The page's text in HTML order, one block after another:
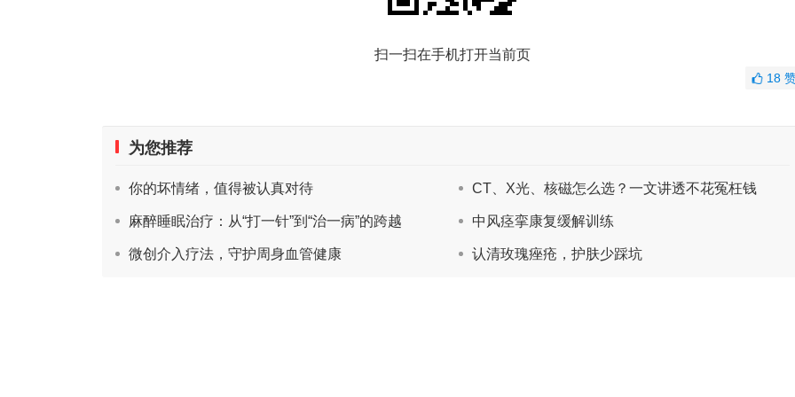
扫一扫在手机打开当前页
18
为您推荐
你的坏情绪，值得被认真对待 CT、X光、核磁怎么选？一文讲透不花冤枉钱
麻醉睡眠治疗：从“打一针”到“治一病”的跨越 中风痉挛康复缓解训练
微创介入疗法，守护周身血管健康 认清玫瑰痤疮，护肤少踩坑